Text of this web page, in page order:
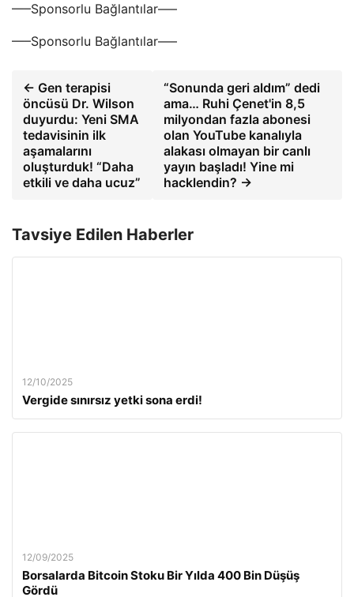
—–Sponsorlu Bağlantılar—–
—–Sponsorlu Bağlantılar—–
← Gen terapisi
öncüsü Dr. Wilson
duyurdu: Yeni SMA
tedavisinin ilk
aşamalarını
oluşturduk! “Daha
etkili ve daha ucuz”
“Sonunda geri aldım” dedi
ama… Ruhi Çenet'in 8,5
milyondan fazla abonesi
olan YouTube kanalıyla
alakası olmayan bir canlı
yayın başladı! Yine mi
hacklendin? →
Tavsiye Edilen Haberler
12/10/2025
Vergide sınırsız yetki sona erdi!
12/09/2025
Borsalarda Bitcoin Stoku Bir Yılda 400 Bin Düşüş
Gördü